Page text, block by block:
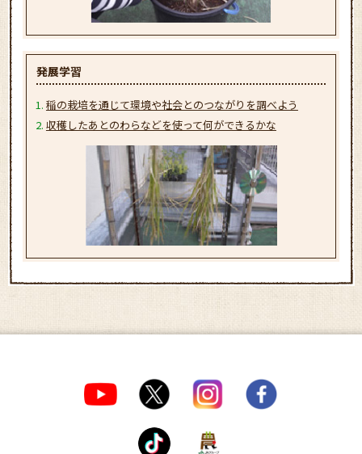
発展学習
稲の栽培を通じて環境や社会とのつながりを調べよう
収穫したあとのわらなどを使って何ができるかな